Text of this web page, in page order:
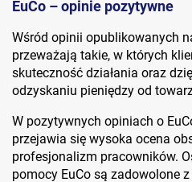
EuCo – opinie pozytywne
Wśród opinii opublikowanych
przeważają takie, w których
skuteczność działania oraz
odzyskaniu pieniędzy od
W pozytywnych opiniach o
przejawia się wysoka ocena
profesjonalizm pracowników.
pomocy EuCo są zadowolone